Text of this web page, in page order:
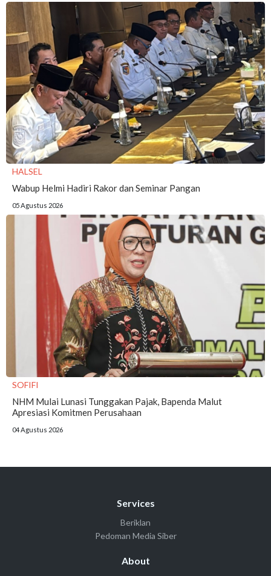
HALSEL
Wabup Helmi Hadiri Rakor dan Seminar Pangan
05 Agustus 2026
SOFIFI
NHM Mulai Lunasi Tunggakan Pajak, Bapenda Malut
Apresiasi Komitmen Perusahaan
04 Agustus 2026
Services
Beriklan
Pedoman Media Siber
About